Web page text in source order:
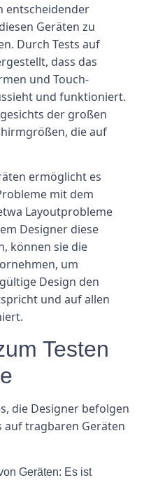
entscheidender
Geräten zu
Durch Tests auf
dass das
und Touch-
und funktioniert.
der großen
die auf
ermöglicht es
mit dem
Layoutprobleme
Designer diese
können sie die
um
Design den
und auf allen
Testen
die Designer befolgen
auf tragbaren Geräten
Geräten: Es ist